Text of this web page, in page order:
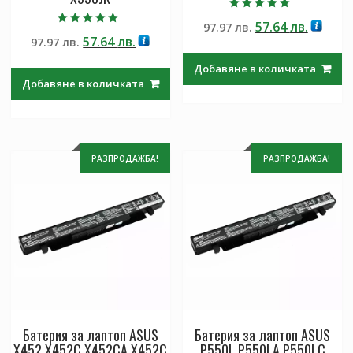
5.00
от 5
97.97лв.Original
97.97 лв..
57.64лв.Текущата
57.64 лв..
Добавяне в количката
5.00
от 5
97.97лв. Original
97.97 лв..
57.64лв.
57.64
Добавяне в количката
РАЗПРОДАЖБА!
Батерия за лаптоп ASUS
РАЗПРОДАЖБА!
Батерия за лаптоп ASUS